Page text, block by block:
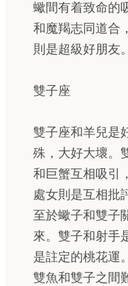
蠍間有着致命的
和魔羯志同道合
則是超級好朋友。
雙子座
雙子座和羊兒是
殊，大好大壞。
和巨蟹互相吸引
處女則是互相批
至於蠍子和雙子
來。雙子和射手
是註定的桃花運
雙魚和雙子之間